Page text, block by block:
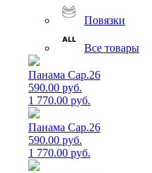
Повязки
Все товары
Панама Cap.26
590.00 руб.
1 770.00 руб.
Панама Cap.26
590.00 руб.
1 770.00 руб.